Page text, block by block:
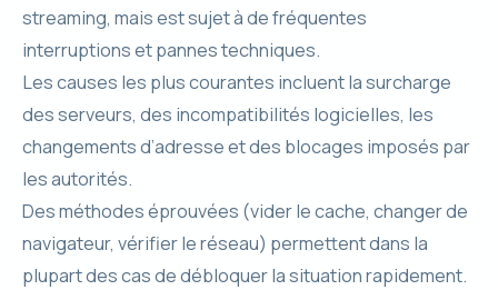
streaming, mais est sujet à de fréquentes
interruptions et pannes techniques.
Les causes les plus courantes incluent la surcharge
des serveurs, des incompatibilités logicielles, les
changements d’adresse et des blocages imposés par
les autorités.
Des méthodes éprouvées (vider le cache, changer de
navigateur, vérifier le réseau) permettent dans la
plupart des cas de débloquer la situation rapidement.